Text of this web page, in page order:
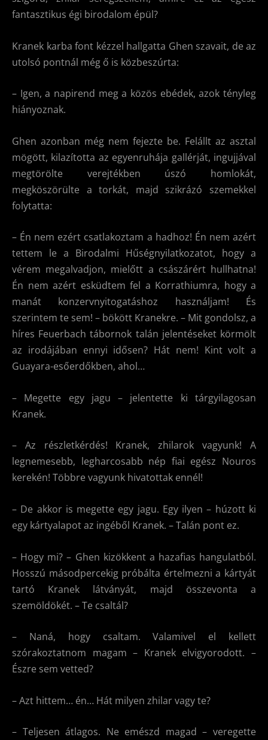
fantasztikus égi birodalom épül?
Kranek karba font kézzel hallgatta Ghen szavait, de az
utolsó pontnál még ő is közbeszúrta:
– Igen, a napirend meg a közös ebédek, azok tényleg
hiányoznak.
Ghen azonban még nem fejezte be. Felállt az asztal
mögött, kilazította az egyenruhája gallérját, ingujjával
megtörölte verejtékben úszó homlokát,
megköszörülte a torkát, majd szikrázó szemekkel
folytatta:
– Én nem ezért csatlakoztam a hadhoz! Én nem azért
tettem le a Birodalmi Hűségnyilatkozatot, hogy a
vérem megalvadjon, mielőtt a császárért hullhatna!
Én nem azért esküdtem fel a Korrathiumra, hogy a
manát konzervnyitogatáshoz használjam! És
szerintem te sem! – bökött Kranekre. – Mit gondolsz, a
híres Feuerbach tábornok talán jelentéseket körmölt
az irodájában ennyi idősen? Hát nem! Kint volt a
Guayara-esőerdőkben, ahol…
– Megette egy jagu – jelentette ki tárgyilagosan
Kranek.
– Az részletkérdés! Kranek, zhilarok vagyunk! A
legnemesebb, legharcosabb nép fiai egész Nouros
kerekén! Többre vagyunk hivatottak ennél!
– De akkor is megette egy jagu. Egy ilyen – húzott ki
egy kártyalapot az ingéből Kranek. – Talán pont ez.
– Hogy mi? – Ghen kizökkent a hazafias hangulatból.
Hosszú másodpercekig próbálta értelmezni a kártyát
tartó Kranek látványát, majd összevonta a
szemöldökét. – Te csaltál?
– Naná, hogy csaltam. Valamivel el kellett
szórakoztatnom magam – Kranek elvigyorodott. –
Észre sem vetted?
– Azt hittem… én… Hát milyen zhilar vagy te?
– Teljesen átlagos. Ne emészd magad – veregette